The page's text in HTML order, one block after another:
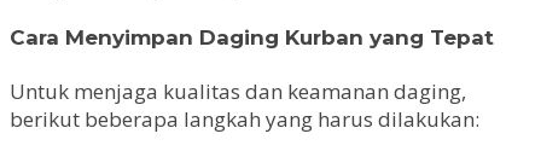
Cara Menyimpan Daging Kurban yang Tepat
Untuk menjaga kualitas dan keamanan daging,
berikut beberapa langkah yang harus dilakukan: